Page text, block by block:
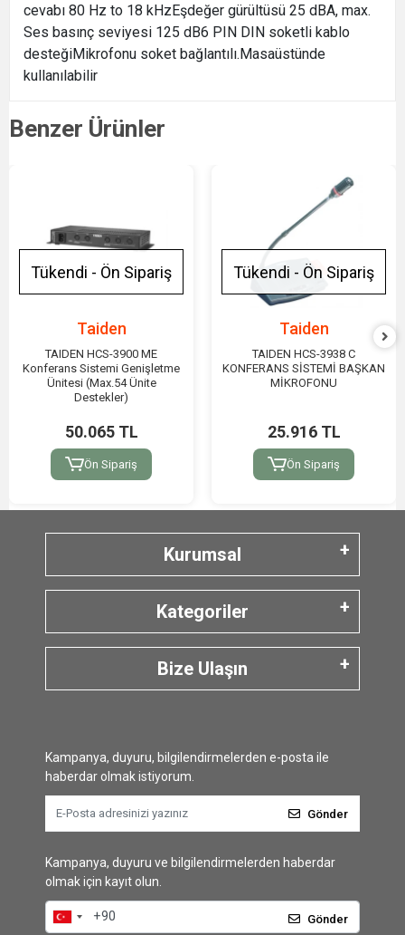
cevabı 80 Hz to 18 kHzEşdeğer gürültüsü 25 dBA, max.
Ses basınç seviyesi 125 dB6 PIN DIN soketli kablo
desteğiMikrofonu soket bağlantılı.Masaüstünde
kullanılabilir
Benzer Ürünler
Tükendi - Ön Sipariş
Taiden
TAIDEN HCS-3900 ME
Konferans Sistemi Genişletme
Ünitesi (Max.54 Ünite
Destekler)
50.065 TL
Ön Sipariş
Tükendi - Ön Sipariş
Taiden
TAIDEN HCS-3938 C
KONFERANS SİSTEMİ BAŞKAN
MİKROFONU
25.916 TL
Ön Sipariş
Kurumsal
Kategoriler
Bize Ulaşın
Kampanya, duyuru, bilgilendirmelerden e-posta ile
haberdar olmak istiyorum.
Gönder
Kampanya, duyuru ve bilgilendirmelerden haberdar
olmak için kayıt olun.
Gönder